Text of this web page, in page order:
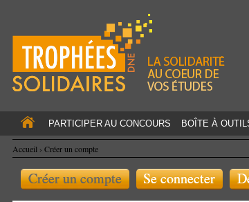
PARTICIPER AU CONCOURS BOÎTE À
Accueil › Créer un compte
Créer un compte Se connecter